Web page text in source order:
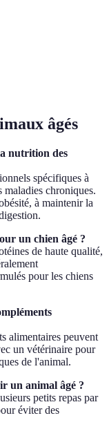
âgés
nutrition des
spécifiques à
maladies chroniques.
à maintenir la
un chien âgé ?
de haute qualité,
pour les chiens
alimentaires peuvent
un vétérinaire pour
de l'animal.
un animal âgé ?
petits repas par
éviter des